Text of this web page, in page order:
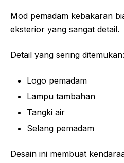
Mod pemadam kebakaran
eksterior yang sangat detail.
Detail yang sering ditemukan:
Logo pemadam
Lampu tambahan
Tangki air
Selang pemadam
Desain ini membuat